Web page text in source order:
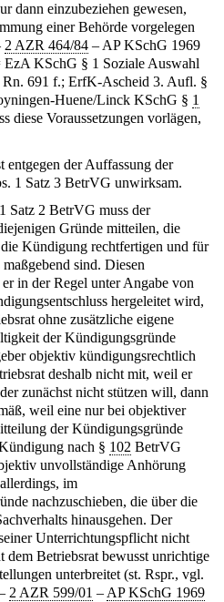
dann einzubeziehen gewesen,
einer Behörde vorgelegen
2 AZR 464/84 – AP KSchG 1969
KSchG § 1 Soziale Auswahl
691 f.; ErfK-Ascheid 3. Aufl. §
Huene/Linck KSchG § 1
diese Voraussetzungen vorlägen,
der Auffassung der
1 Satz 3 BetrVG unwirksam.
Satz 2 BetrVG muss der
Gründe mitteilen, die
Kündigung rechtfertigen und für
sind. Diesen
in der Regel unter Angabe von
hergeleitet wird,
ohne zusätzliche eigene
der Kündigungsgründe
objektiv kündigungsrechtlich
deshalb nicht mit, weil er
zunächst nicht stützen will, dann
weil eine nur bei objektiver
der Kündigungsgründe
nach § 102 BetrVG
unvollständige Anhörung
im
nachzuschieben, die über die
hinausgehen. Der
Unterrichtungspflicht nicht
dem Betriebsrat bewusst unrichtige
unterbreitet (st. Rspr., vgl.
2 AZR 599/01 –AP KSchG 1969